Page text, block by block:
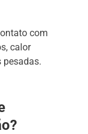
com
calor
pesadas.